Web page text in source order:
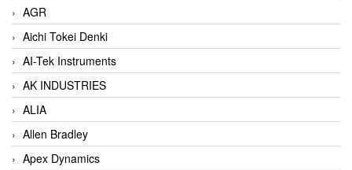
AGR
Aichi Tokei Denki
AI-Tek Instruments
AK INDUSTRIES
ALIA
Allen Bradley
Apex Dynamics